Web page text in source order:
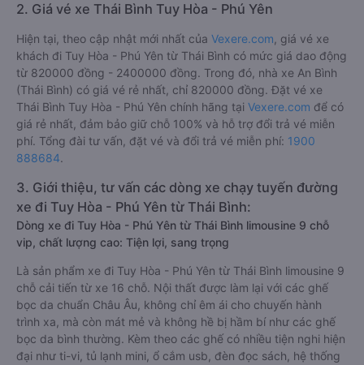
2. Giá vé xe Thái Bình Tuy Hòa - Phú Yên
Hiện tại, theo cập nhật mới nhất của Vexere.com , giá vé xe
khách đi Tuy Hòa - Phú Yên từ Thái Bình có mức giá dao động
từ 820000 đồng - 2400000 đồng. Trong đó, nhà xe An Bình
(Thái Bình) có giá vé rẻ nhất, chỉ 820000 đồng. Đặt vé xe
Thái Bình Tuy Hòa - Phú Yên chính hãng tại Vexere.com để có
giá rẻ nhất, đảm bảo giữ chỗ 100% và hỗ trợ đổi trả vé miễn
phí. Tổng đài tư vấn, đặt vé và đổi trả vé miễn phí: 1900
888684.
3. Giới thiệu, tư vấn các dòng xe chạy tuyến đường
xe đi Tuy Hòa - Phú Yên từ Thái Bình:
Dòng xe đi Tuy Hòa - Phú Yên từ Thái Bình limousine 9 chỗ
vip, chất lượng cao: Tiện lợi, sang trọng
Là sản phẩm xe đi Tuy Hòa - Phú Yên từ Thái Bình limousine 9
chỗ cải tiến từ xe 16 chỗ. Nội thất được làm lại với các ghế
bọc da chuẩn Châu Âu, không chỉ êm ái cho chuyến hành
trình xa, mà còn mát mẻ và không hề bị hầm bí như các ghế
bọc da bình thường. Kèm theo các ghế có nhiều tiện nghi hiện
đại như ti-vi, tủ lạnh mini, ổ cắm usb, đèn đọc sách, hệ thống